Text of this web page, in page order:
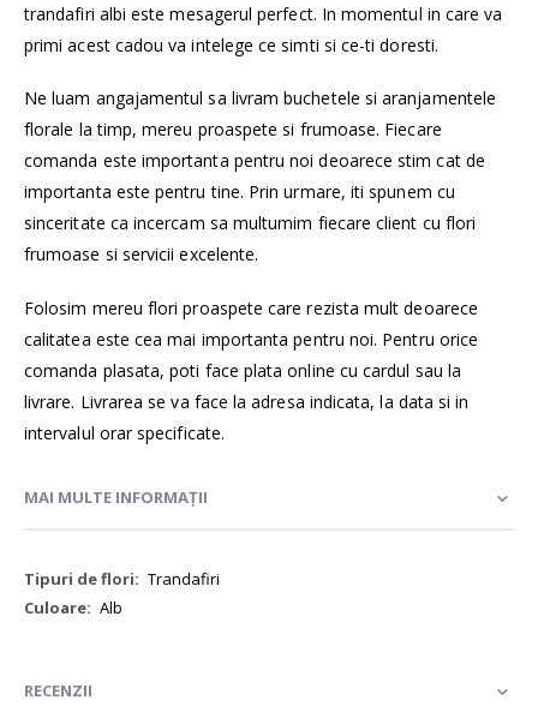
trandafiri albi este mesagerul perfect. In momentul in care va
primi acest cadou va intelege ce simti si ce-ti doresti.
Ne luam angajamentul sa livram buchetele si aranjamentele
florale la timp, mereu proaspete si frumoase. Fiecare
comanda este importanta pentru noi deoarece stim cat de
importanta este pentru tine. Prin urmare, iti spunem cu
sinceritate ca incercam sa multumim fiecare client cu flori
frumoase si servicii excelente.
Folosim mereu flori proaspete care rezista mult deoarece
calitatea este cea mai importanta pentru noi. Pentru orice
comanda plasata, poti face plata online cu cardul sau la
livrare. Livrarea se va face la adresa indicata, la data si in
intervalul orar specificate.
MAI MULTE INFORMAȚII
Mai
multe
Trandafiri
Alb
RECENZII